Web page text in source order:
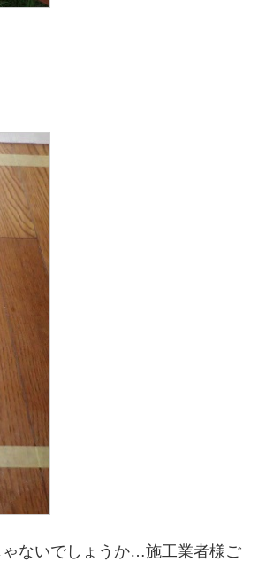
ないでしょうか…施工業者様ご